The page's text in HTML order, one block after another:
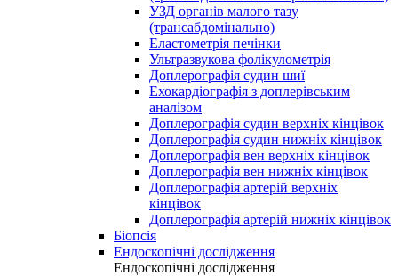
УЗД органів малого тазу
(трансабдомінально)
Еластометрія печінки
Ультразвукова фолікулометрія
Доплерографія судин шиї
Ехокардіографія з доплерівським
аналізом
Доплерографія судин верхніх кінцівок
Доплерографія судин нижніх кінцівок
Доплерографія вен верхніх кінцівок
Доплерографія вен нижніх кінцівок
Доплерографія артерій верхніх
кінцівок
Доплерографія артерій нижніх кінцівок
Біопсія
Ендоскопічні дослідження
Ендоскопічні дослідження